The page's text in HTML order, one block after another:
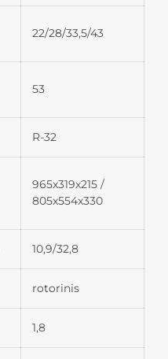
22/28/33,5/43
53
R-32
965x319x215 /
805x554x330
10,9/32,8
rotorinis
1,8